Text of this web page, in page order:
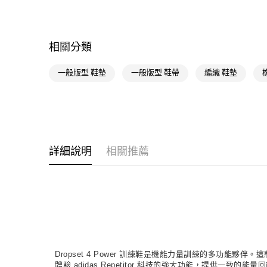
相關分類
一般版型 鞋墊 一般版型 鞋帶 編織 鞋墊
詳細說明 相關推薦
Dropset 4 Power 訓練鞋是機能力量訓練的多功能夥伴。
體驗 adidas Repetitor 科技的強大功能，提供一致的能量